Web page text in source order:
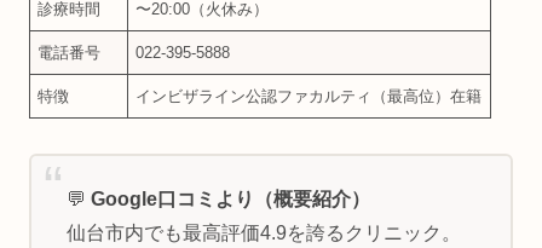
診療時間 〜20:00（火休み）
電話番号 022-395-5888
特徴 インビザライン公認ファカルティ（最高位）在籍
💬 Google口コミより（概要紹介）
仙台市内でも最高評価4.9を誇るクリニック。